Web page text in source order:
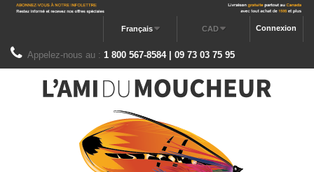
Connexion
CAD
Français
Appelez-nous au : 1 800 567-8584 | 09 73 03 75 95